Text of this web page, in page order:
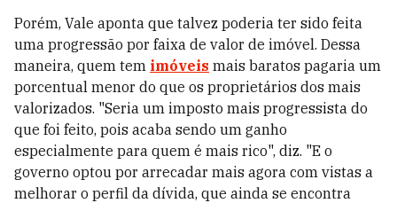
Porém, Vale aponta que talvez poderia ter sido feita
uma progressão por faixa de valor de imóvel. Dessa
maneira, quem tem imóveis mais baratos pagaria um
porcentual menor do que os proprietários dos mais
valorizados. "Seria um imposto mais progressista do
que foi feito, pois acaba sendo um ganho
especialmente para quem é mais rico", diz. "E o
governo optou por arrecadar mais agora com vistas a
melhorar o perfil da dívida, que ainda se encontra